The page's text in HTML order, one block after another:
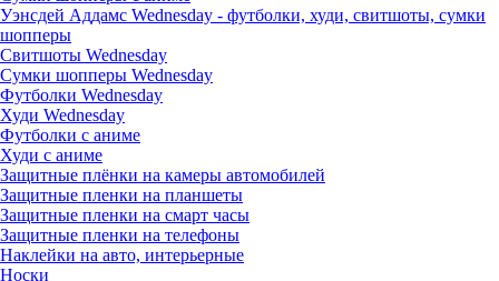
Уэнсдей Аддамс Wednesday - футболки, худи, свитшоты, сумки
шопперы
Свитшоты Wednesday
Сумки шопперы Wednesday
Футболки Wednesday
Худи Wednesday
Футболки с аниме
Худи с аниме
Защитные плёнки на камеры автомобилей
Защитные пленки на планшеты
Защитные пленки на смарт часы
Защитные пленки на телефоны
Наклейки на авто, интерьерные
Носки